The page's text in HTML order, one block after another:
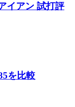
イアン 試打評
を比較